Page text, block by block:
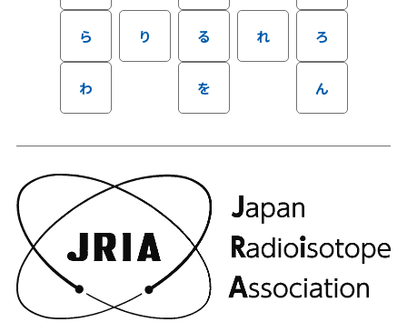
ら り る れ ろ
わ を ん